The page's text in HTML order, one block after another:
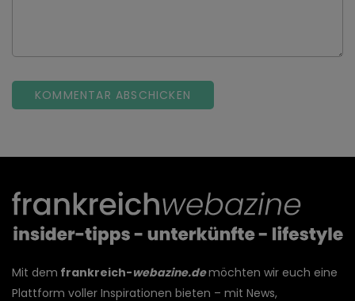
Mit dem frankreich-webazine.demöchten wir euch eine
Plattform voller Inspirationen bieten – mit News,